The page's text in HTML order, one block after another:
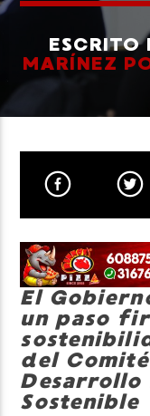
CANCIÓN ACTUAL
TÍTULO
ARTISTA
Neiva Estereo
ESCRITO
MARÍNEZ
El
un paso
del
Sostenible